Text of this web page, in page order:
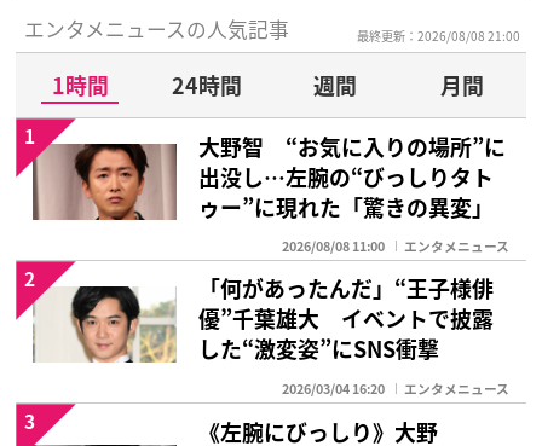
エンタメニュースの人気記事 最終更新：2026/08/08 21:00
1時間 24時間 週間
月間
大野智 “お気に入りの場所”に
出没し…左腕の“びっしりタト
ゥー”に現れた「驚きの異変」
2026/08/08 11:00 エンタメニュース
1
「何があったんだ」“王子様俳
優”千葉雄大 イベントで披露
した“激変姿”にSNS衝撃
2026/03/04 16:20 エンタメニュース
2
《左腕にびっしり》大野
3